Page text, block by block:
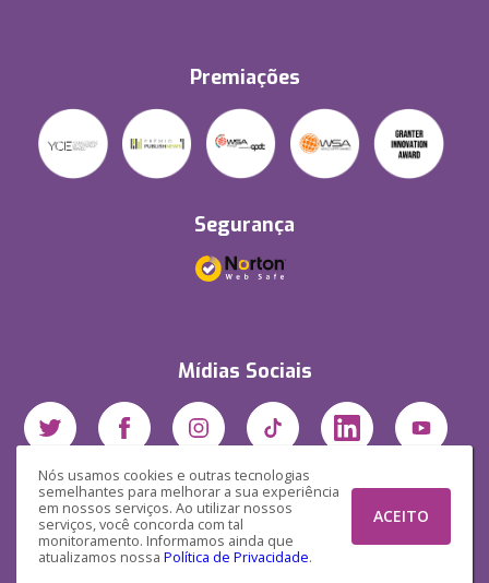
Nós usamos cookies e outras tecnologias
semelhantes para melhorar a sua experiência
em nossos serviços. Ao utilizar nossos
serviços, você concorda com tal
monitoramento. Informamos ainda que
atualizamos nossa Política de Privacidade.
ACEITO
Premiações
Segurança
Mídias Sociais